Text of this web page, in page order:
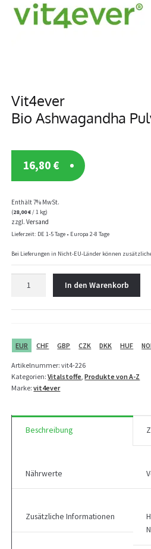
Vit4ever
Bio Ashwagandha
16,80 €
Enthält 7% MwSt.
(28,00€/ 1 kg)
zzgl.Versand
Lieferzeit: DE 1-5 Tage • Europa 2-8 Tage
Bei Lieferungen in Nicht-EU-Länder können
600
Menge
In den Warenkorb
EUR CHF GBP CZK DKK HUF
Artikelnummer:vit4-226
Kategorien:Vitalstoffe,Produkte von A-Z
Marke:vit4ever
Beschreibung
Nährwerte
Zusätzliche Informationen